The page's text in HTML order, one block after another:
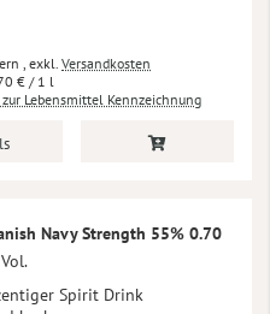
, exkl. Versandkosten
€ / 1 l
Lebensmittel Kennzeichnung
Navy Strength 55% 0.70
Spirit Drink